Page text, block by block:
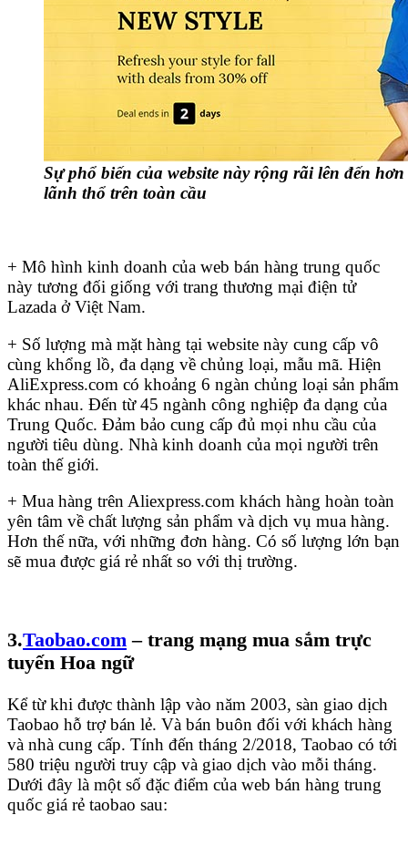
Sự phổ biến của website này rộng rãi lên đến
lãnh thổ trên toàn cầu
+ Mô hình kinh doanh của web bán hàng trung quốc
này tương đối giống với trang thương mại điện tử
Lazada ở Việt Nam.
+ Số lượng mà mặt hàng tại website này cung cấp vô
cùng khổng lồ, đa dạng về chủng loại, mẫu mã. Hiện
AliExpress.com có khoảng 6 ngàn chủng loại sản phẩm
khác nhau. Đến từ 45 ngành công nghiệp đa dạng của
Trung Quốc. Đảm bảo cung cấp đủ mọi nhu cầu của
người tiêu dùng. Nhà kinh doanh của mọi người trên
toàn thế giới.
+ Mua hàng trên Aliexpress.com khách hàng hoàn toàn
yên tâm về chất lượng sản phẩm và dịch vụ mua hàng.
Hơn thế nữa, với những đơn hàng. Có số lượng lớn bạn
sẽ mua được giá rẻ nhất so với thị trường.
3.Taobao.com – trang mạng mua sắm trực
tuyến Hoa ngữ
Kể từ khi được thành lập vào năm 2003, sàn giao dịch
Taobao hỗ trợ bán lẻ. Và bán buôn đối với khách hàng
và nhà cung cấp. Tính đến tháng 2/2018, Taobao có tới
580 triệu người truy cập và giao dịch vào mỗi tháng.
Dưới đây là một số đặc điểm của web bán hàng trung
quốc giá rẻ taobao sau: